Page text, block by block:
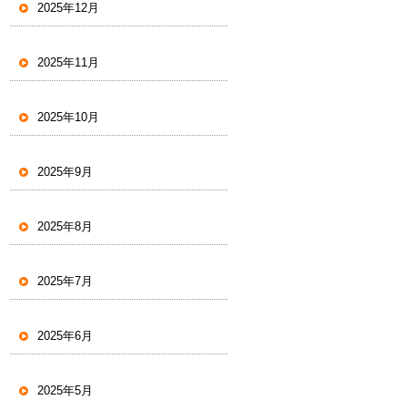
2025年12月
2025年11月
2025年10月
2025年9月
2025年8月
2025年7月
2025年6月
2025年5月